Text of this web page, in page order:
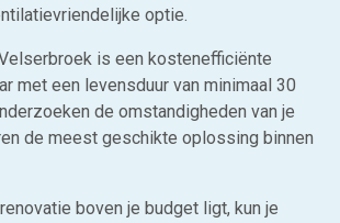
optie.
is een kostenefficiënte
met een levensduur van minimaal 30
de omstandigheden van je
de meest geschikte oplossing binnen
boven je budget ligt, kun je